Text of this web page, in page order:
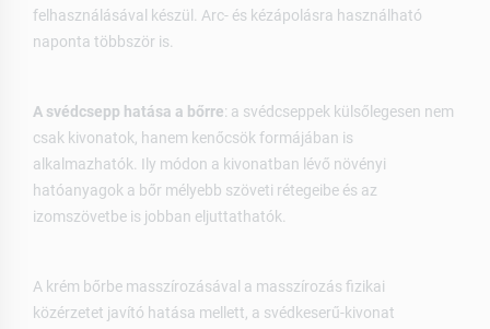
felhasználásával készül. Arc- és kézápolásra használható
naponta többször is.
A svédcsepp hatása a bőrre: a svédcseppek külsőlegesen nem
csak kivonatok, hanem kenőcsök formájában is
alkalmazhatók. Ily módon a kivonatban lévő növényi
hatóanyagok a bőr mélyebb szöveti rétegeibe és az
izomszövetbe is jobban eljuttathatók.
A krém bőrbe masszírozásával a masszírozás fizikai
közérzetet javító hatása mellett, a svédkeserű-kivonat